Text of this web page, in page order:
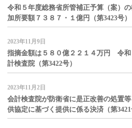
令和５年度総務省所管補正予算（案）
加所要額７３８７・１億円（第3423号）
2023年11月9日
指摘金額は５８０億２２１４万円 令
計検査院（第3422号）
2023年11月2日
会計検査院が防衛省に是正改善の処置
供協定に基づく提供に係る決済（第3421